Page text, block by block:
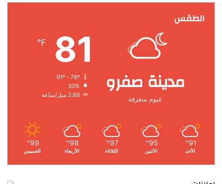
الطقس
مدينة صفرو
غيوم متفرقة
81
℉
33%
2.68 ميل/ساعة
91
℉
الأحد
95
℉
الأثنين
97
℉
الثلاثاء
98
℉
الأربعاء
99
℉
الخميس